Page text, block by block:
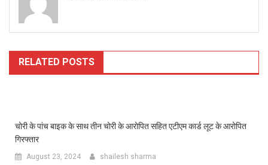
RELATED POSTS
चोरी के पांच बाइक के साथ तीन चोरी के आरोपित सहित एटीएम कार्ड लूट के आरोपित
गिरफ्तार
August 23, 2024 shailesh sharma